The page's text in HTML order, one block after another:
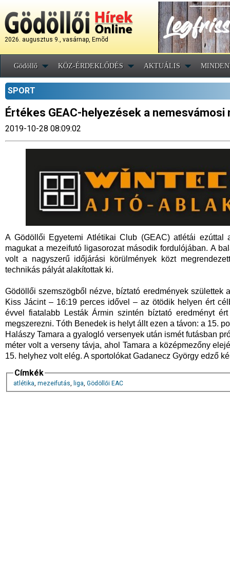
2026. augusztus 9., vasárnap, Emõd
Gödöllő KÖZ-ÉRDEKLŐDÉS AKTUÁLIS
SPORT
Értékes GEAC-helyezések a nemesvámosi
2019-10-28 08:09:02
A Gödöllői Egyetemi Atlétikai Club (GEAC) atlétái ezúttal
magukat a mezeifutó ligasorozat második fordulójában. A
volt a nagyszerű időjárási körülmények közt
technikás pályát alakítottak ki.
Gödöllői szemszögből nézve, bíztató eredmények születtek
Kiss Jácint – 16:19 perces idővel – az ötödik helyen ért
évvel fiatalabb Lesták Ármin szintén bíztató eredményt
megszerezni. Tóth Benedek is helyt állt ezen a távon: a 15.
Halászy Tamara a gyalogló versenyek után ismét futásban
méter volt a verseny távja, ahol Tamara a középmezőny
15. helyhez volt elég. A sportolókat Gadanecz György edző
Címkék
atlétika, mezeifutás, liga, Gödöllői EAC